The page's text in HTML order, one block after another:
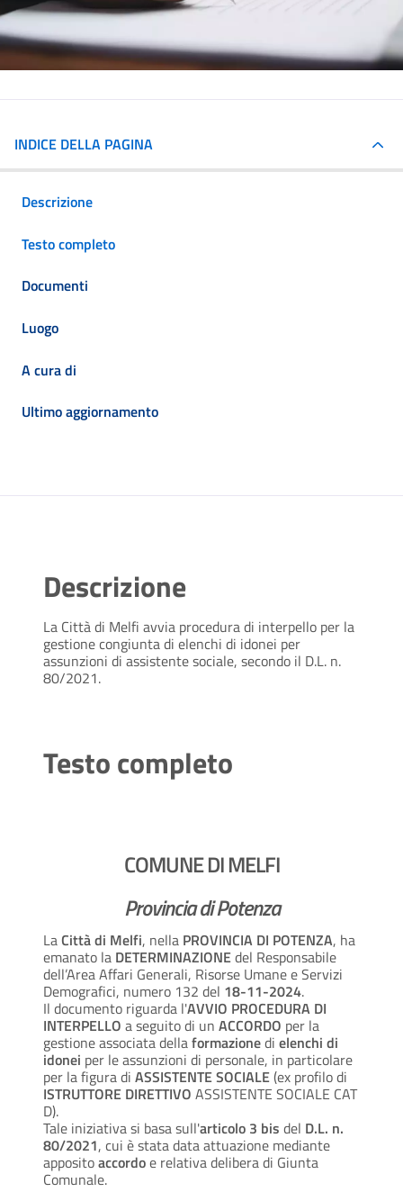
INDICE DELLA PAGINA
Descrizione
Testo completo
Documenti
Luogo
A cura di
Ultimo aggiornamento
Descrizione
La Città di Melfi avvia procedura di interpello per la
gestione congiunta di elenchi di idonei per
assunzioni di assistente sociale, secondo il D.L. n.
80/2021.
Testo completo
COMUNE DI MELFI
Provincia di Potenza
LaCittà di Melfi, nella PROVINCIA DI POTENZA, ha
emanato la DETERMINAZIONEdel Responsabile
dell’Area Affari Generali, Risorse Umane e Servizi
Demografici, numero 132 del 18-11-2024.
Il documento riguarda l'AVVIO PROCEDURA DI
INTERPELLO a seguito di un ACCORDO per la
gestione associata dellaformazionedi elenchi di
idonei per le assunzioni di personale, in particolare
per la figura di ASSISTENTE SOCIALE(ex profilo di
ISTRUTTORE DIRETTIVO ASSISTENTE SOCIALE CAT
D).
Tale iniziativa si basa sull'articolo 3 bis del D.L. n.
80/2021, cui è stata data attuazione mediante
appositoaccordoe relativa delibera di Giunta
Comunale.